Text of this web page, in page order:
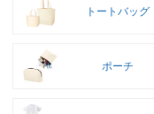
トートバッグ
ポーチ